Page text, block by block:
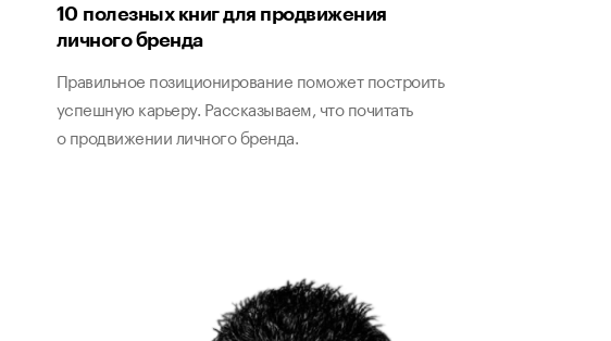
10 полезных книг для продвижения
личного бренда
Правильное позиционирование поможет построить
успешную карьеру. Рассказываем, что почитать
о продвижении личного бренда.